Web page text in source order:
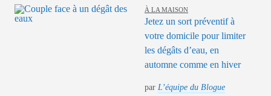
À LA MAISON
Jetez un sort préventif à
votre domicile pour limiter
les dégâts d’eau, en
automne comme en hiver
par L’équipe du Blogue